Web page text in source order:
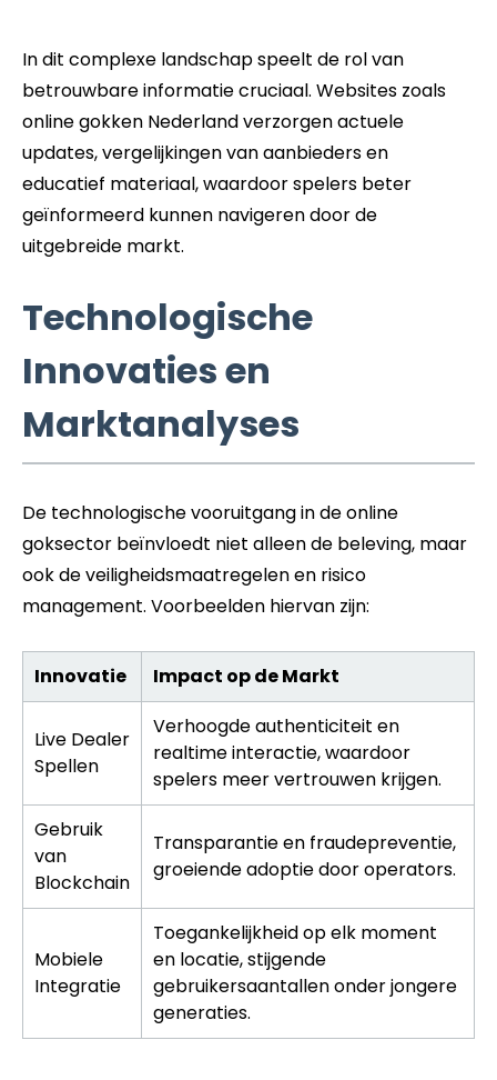
In dit complexe landschap speelt de rol van
betrouwbare informatie cruciaal. Websites zoals
online gokken Nederland verzorgen actuele
updates, vergelijkingen van aanbieders en
educatief materiaal, waardoor spelers beter
geïnformeerd kunnen navigeren door de
uitgebreide markt.
Technologische
Innovaties en
Marktanalyses
De technologische vooruitgang in de online
goksector beïnvloedt niet alleen de beleving, maar
ook de veiligheidsmaatregelen en risico
management. Voorbeelden hiervan zijn:
Innovatie Impact op de Markt
Live Dealer
Spellen
Verhoogde authenticiteit en
realtime interactie, waardoor
spelers meer vertrouwen krijgen.
Gebruik
van
Blockchain
Transparantie en fraudepreventie,
groeiende adoptie door operators.
Mobiele
Integratie
Toegankelijkheid op elk moment
en locatie, stijgende
gebruikersaantallen onder jongere
generaties.